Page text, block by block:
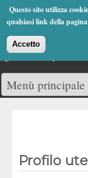
Questo sito utilizza
qualsiasi link della
Accetto
Jump to Navigation
Profilo